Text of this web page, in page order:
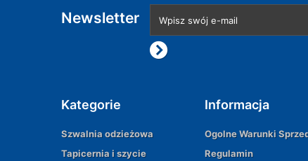
Newsletter
Kategorie
Szwalnia odzieżowa
Tapicernia i szycie
Informacja
Ogolne Warunki
Regulamin